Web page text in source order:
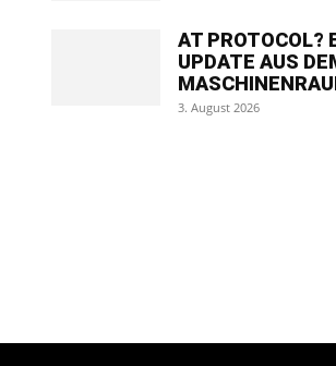
AT PROTOCOL?
UPDATE AUS
3. August 2026